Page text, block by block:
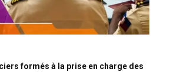
formés à la prise en charge des